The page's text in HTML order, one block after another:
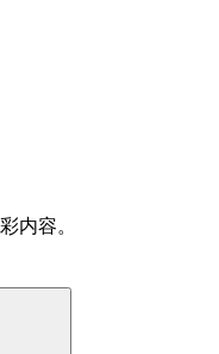
内容。